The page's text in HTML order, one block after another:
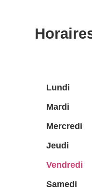
Lundi
Mardi
Mercredi
Jeudi
Vendredi
Samedi